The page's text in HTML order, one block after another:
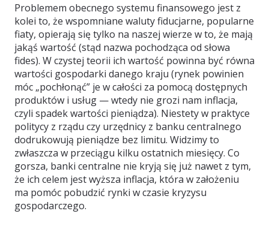
Problemem obecnego systemu finansowego jest z
kolei to, że wspomniane waluty fiducjarne, popularne
fiaty, opierają się tylko na naszej wierze w to, że mają
jakąś wartość (stąd nazwa pochodząca od słowa
fides). W czystej teorii ich wartość powinna być równa
wartości gospodarki danego kraju (rynek powinien
móc „pochłonąć” je w całości za pomocą dostępnych
produktów i usług — wtedy nie grozi nam inflacja,
czyli spadek wartości pieniądza). Niestety w praktyce
politycy z rządu czy urzędnicy z banku centralnego
dodrukowują pieniądze bez limitu. Widzimy to
zwłaszcza w przeciągu kilku ostatnich miesięcy. Co
gorsza, banki centralne nie kryją się już nawet z tym,
że ich celem jest wyższa inflacja, która w założeniu
ma pomóc pobudzić rynki w czasie kryzysu
gospodarczego.